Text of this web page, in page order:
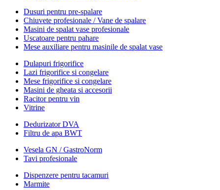
Dusuri pentru pre-spalare
Chiuvete profesionale / Vane de spalare
Masini de spalat vase profesionale
Uscatoare pentru pahare
Mese auxiliare pentru masinile de spalat vase
Dulapuri frigorifice
Lazi frigorifice si congelare
Mese frigorifice si congelare
Masini de gheata si accesorii
Racitor pentru vin
Vitrine
Dedurizator DVA
Filtru de apa BWT
Vesela GN / GastroNorm
Tavi profesionale
Dispenzere pentru tacamuri
Marmite